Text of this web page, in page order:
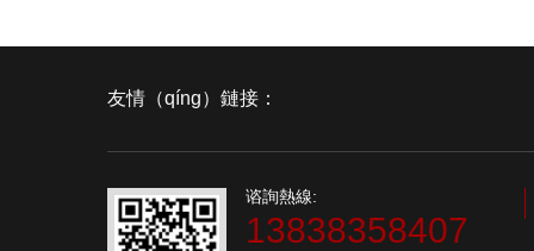
友情（qíng）鏈接：
谘詢熱線:
13838358407